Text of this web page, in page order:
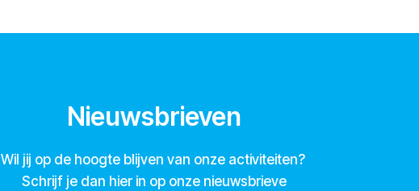
Nieuwsbrieven
Wil jij op de hoogte blijven van onze activiteiten?
Schrijf je dan hier in op onze nieuwsbrieve